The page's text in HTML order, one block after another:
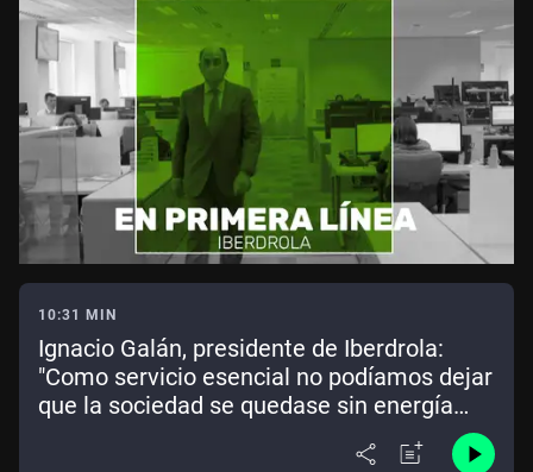
10:31 MIN
Ignacio Galán, presidente de Iberdrola:
"Como servicio esencial no podíamos dejar
que la sociedad se quedase sin energía